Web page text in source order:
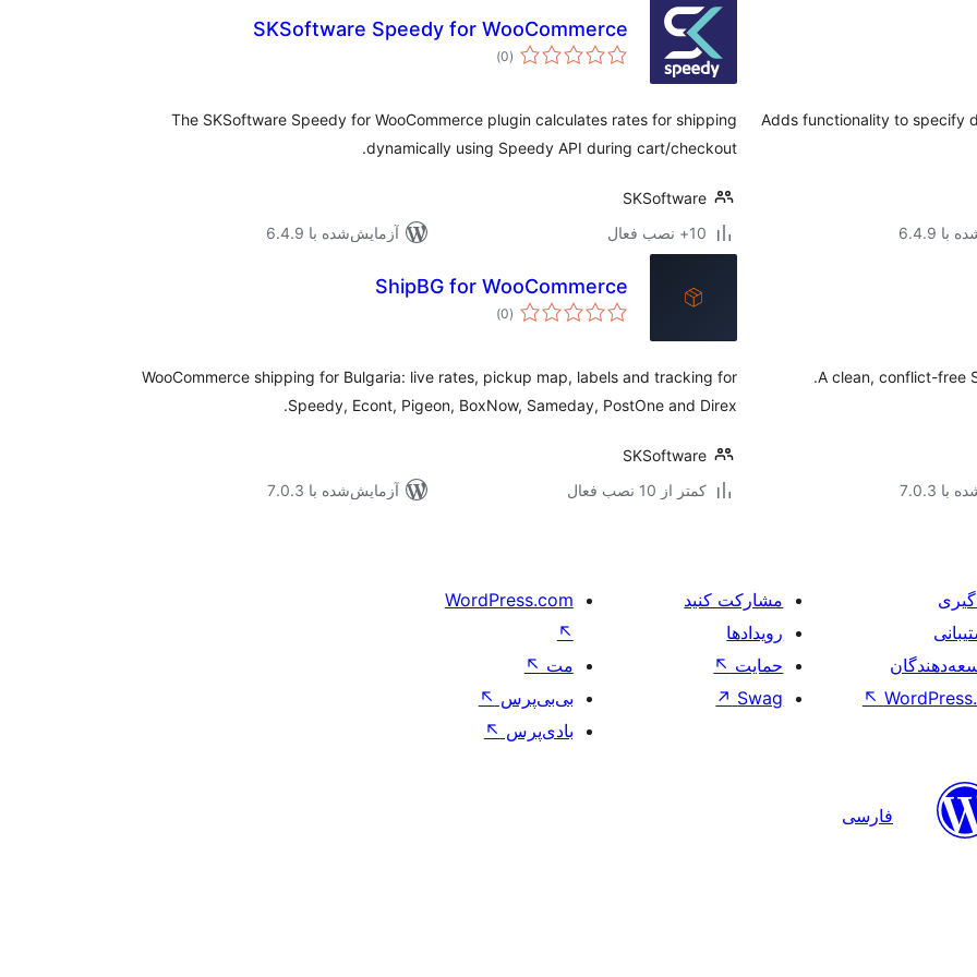
Adds functionality to specify
6.4.9
SKSoftware Speedy for WooCommerce
(0 مجموع
امتیازها
)
The SKSoftware Speedy for WooCommerce plugin calculates rates for shipping
dynamically using Speedy API during cart/checkout.
SKSoftware
10+ نصب فعال
آزمایش‌شده با 6.4.9
A clean, conflict-free
7.0.3
ShipBG for WooCommerce
(0 مجموع
امتیازها
)
WooCommerce shipping for Bulgaria: live rates, pickup map, labels and tracking for
Speedy, Econt, Pigeon, BoxNow, Sameday, PostOne and Direx.
SKSoftware
کمتر از 10 نصب فعال
آزمایش‌شده با 7.0.3
↖
مشارکت کنید
رویدادها
حمایت ↖
Swag
↗
WordPress.com
↖
مت ↖
بی‌بی‌پرس ↖
بادی‌پرس ↖
فارسی